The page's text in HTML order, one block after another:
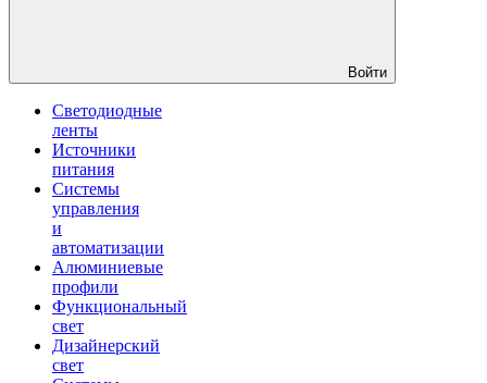
Войти
Светодиодные
ленты
Источники
питания
Системы
управления
и
автоматизации
Алюминиевые
профили
Функциональный
свет
Дизайнерский
свет